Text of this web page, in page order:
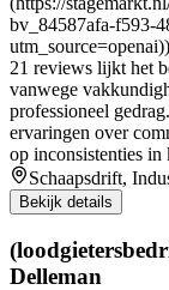
bv_84587afa-f593-
21 reviews lijkt het
vanwege
professioneel
ervaringen over
op inconsistenties in
Schaapsdrift,
Bekijk details
Delleman